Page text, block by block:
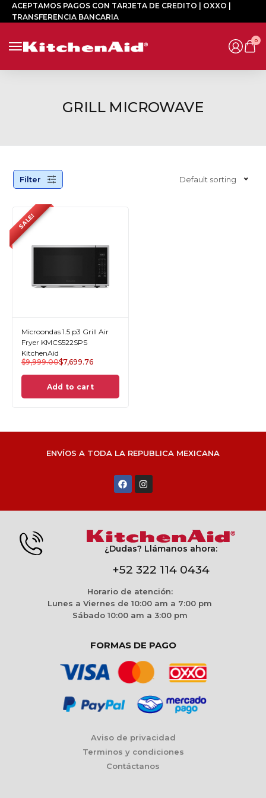
ACEPTAMOS PAGOS CON TARJETA DE CREDITO | OXXO |
TRANSFERENCIA BANCARIA
0
GRILL MICROWAVE
Filter Default sorting
SALE!
Microondas 1.5 p3 Grill Air
Fryer KMCS522SPS
KitchenAid
$9,999.00$7,699.76
Add to cart
ENVÍOS A TODA LA REPUBLICA MEXICANA
¿Dudas? Llámanos ahora:
+52 322 114 0434
Horario de atención:
Lunes a Viernes de 10:00 am a 7:00 pm
Sábado 10:00 am a 3:00 pm
FORMAS DE PAGO
Aviso de privacidad
Terminos y condiciones
Contáctanos